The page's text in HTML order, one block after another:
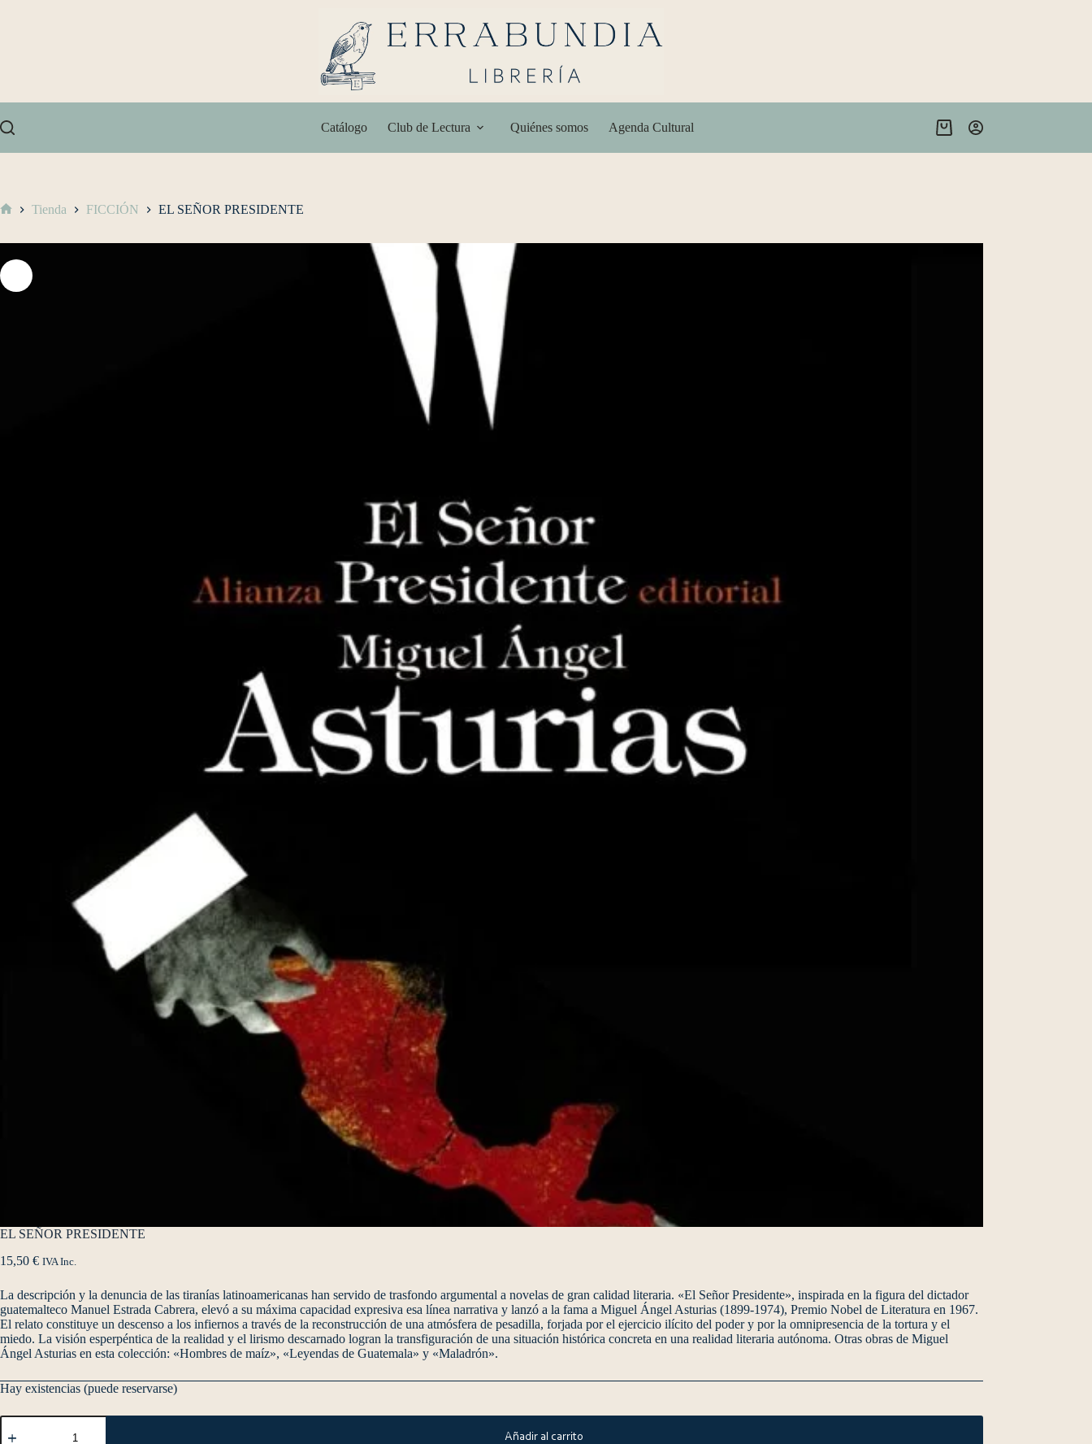
Catálogo Club de Lectura Quiénes somos Agenda Cultural
Tienda FICCIÓN EL SEÑOR PRESIDENTE
EL SEÑOR PRESIDENTE
15,50 € IVA Inc.
La descripción y la denuncia de las tiranías latinoamericanas han servido de trasfondo argumental a novelas de gran calidad literaria. «El Señor Presidente», inspirada en la figura del dictador
guatemalteco Manuel Estrada Cabrera, elevó a su máxima capacidad expresiva esa línea narrativa y lanzó a la fama a Miguel Ángel Asturias (1899-1974), Premio Nobel de Literatura en 1967.
El relato constituye un descenso a los infiernos a través de la reconstrucción de una atmósfera de pesadilla, forjada por el ejercicio ilícito del poder y por la omnipresencia de la tortura y el
miedo. La visión esperpéntica de la realidad y el lirismo descarnado logran la transfiguración de una situación histórica concreta en una realidad literaria autónoma. Otras obras de Miguel
Ángel Asturias en esta colección: «Hombres de maíz», «Leyendas de Guatemala» y «Maladrón».
Hay existencias (puede reservarse)
Añadir al carrito